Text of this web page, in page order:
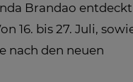
Brandao
16. bis 27. Juli,
nach den neuen